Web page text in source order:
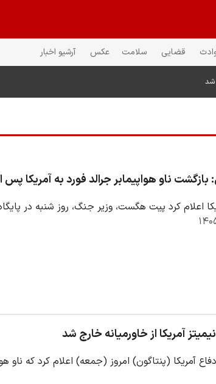
قضایی سلامت عکس آرشیو اخبار
شد
ناو هواپیمابر جرالد فورد به آمریکا پس از ۱۱ ماه
اعلام کرد پیت هگست، وزیر جنگ، روز شنبه در پایگاه
آمریکا از خاورمیانه خارج شد
آمریکا (پنتاگون) امروز (جمعه) اعلام کرد که